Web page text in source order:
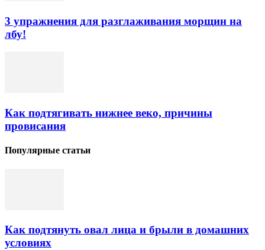
3 упражнения для разглаживания морщин на
лбу!
Как подтягивать нижнее веко, причины
провисания
Популярные статьи
Как подтянуть овал лица и брыли в домашних
условиях